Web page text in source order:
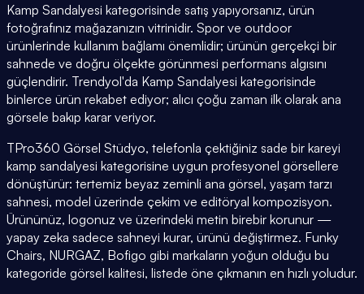
Kamp Sandalyesi kategorisinde satış yapıyorsanız, ürün
fotoğrafınız mağazanızın vitrinidir. Spor ve outdoor
ürünlerinde kullanım bağlamı önemlidir; ürünün gerçekçi bir
sahnede ve doğru ölçekte görünmesi performans algısını
güçlendirir. Trendyol'da Kamp Sandalyesi kategorisinde
binlerce ürün rekabet ediyor; alıcı çoğu zaman ilk olarak ana
görsele bakıp karar veriyor.
TPro360 Görsel Stüdyo, telefonla çektiğiniz sade bir kareyi
kamp sandalyesi kategorisine uygun profesyonel görsellere
dönüştürür: tertemiz beyaz zeminli ana görsel, yaşam tarzı
sahnesi, model üzerinde çekim ve editöryal kompozisyon.
Ürününüz, logonuz ve üzerindeki metin birebir korunur —
yapay zeka sadece sahneyi kurar, ürünü değiştirmez. Funky
Chairs, NURGAZ, Bofigo gibi markaların yoğun olduğu bu
kategoride görsel kalitesi, listede öne çıkmanın en hızlı yoludur.